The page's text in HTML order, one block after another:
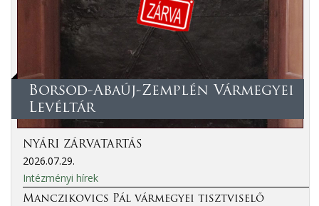
Borsod-Abaúj-Zemplén Vármegyei
Levéltár
NYÁRI ZÁRVATARTÁS
2026.07.29.
Intézményi hírek
Manczikovics Pál vármegyei tisztviselő